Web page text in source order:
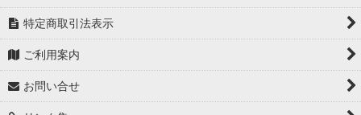
特定商取引法表示
ご利用案内
お問い合せ